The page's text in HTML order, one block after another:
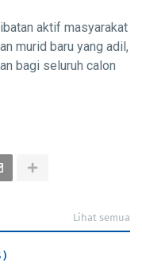
aktif masyarakat
murid baru yang adil,
bagi seluruh calon
Lihat semua
)